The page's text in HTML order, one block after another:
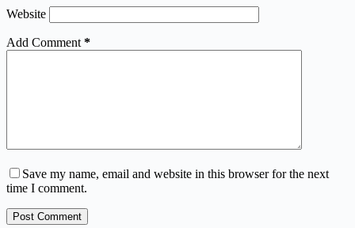
Website
Add Comment *
Save my name, email and website in this browser for the next
time I comment.
Post Comment